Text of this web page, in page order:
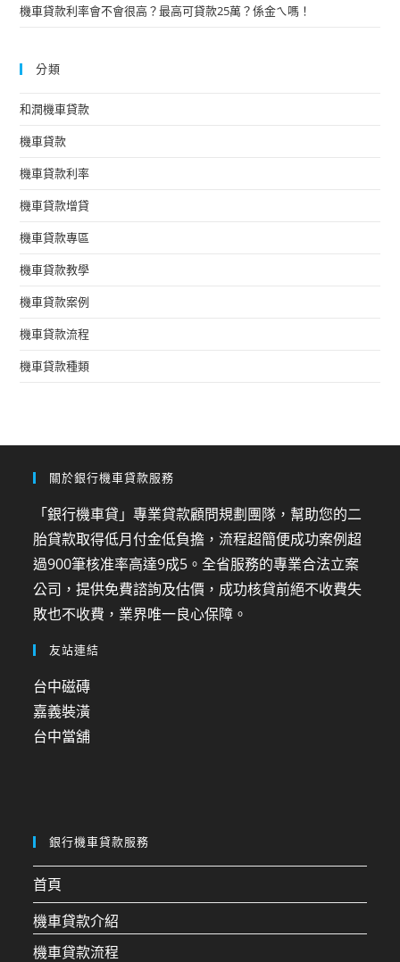
機車貸款利率會不會很高？最高可貸款25萬？係金ㄟ嗎！
分類
和潤機車貸款
機車貸款
機車貸款利率
機車貸款增貸
機車貸款專區
機車貸款教學
機車貸款案例
機車貸款流程
機車貸款種類
關於銀行機車貸款服務
「銀行機車貸」專業貸款顧問規劃團隊，幫助您的二
胎貸款取得低月付金低負擔，流程超簡便成功案例超
過900筆核准率高達9成5。全省服務的專業合法立案
公司，提供免費諮詢及估價，成功核貸前絕不收費失
敗也不收費，業界唯一良心保障。
友站連結
台中磁磚
嘉義裝潢
台中當舖
銀行機車貸款服務
首頁
機車貸款介紹
機車貸款流程